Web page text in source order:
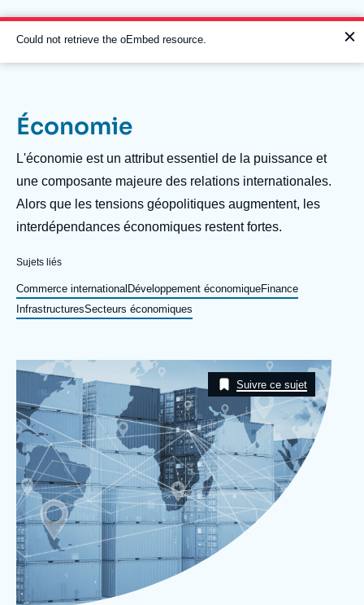
au
contenu
principal
Navigation
principale
Analyses
Événements
Se connecter
Nous soutenir
À propos de l'Ifri
L'Ifri en bref Proche-Orient
Message
d'erreur
Could not retrieve the oEmbed resource.
Économie
Description
L'économie est un attribut essentiel de la puissance et
une composante majeure des relations internationales.
Alors que les tensions géopolitiques augmentent, les
interdépendances économiques restent fortes.
Sujets liés
Commerce international Développement économiqueFinance
InfrastructuresSecteurs économiques
Image
Taxonomie
Suivre ce sujet